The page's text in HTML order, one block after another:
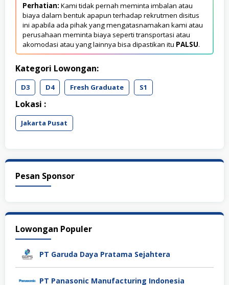
Perhatian: Kami tidak pernah meminta imbalan atau
biaya dalam bentuk apapun terhadap rekrutmen disitus
ini apabila ada pihak yang mengatasnamakan kami atau
perusahaan meminta biaya seperti transportasi atau
akomodasi atau yang lainnya bisa dipastikan itu PALSU.
Kategori Lowongan:
D3 D4 Fresh Graduate S1
Lokasi :
Jakarta Pusat
Pesan Sponsor
Lowongan Populer
PT Garuda Daya Pratama Sejahtera
PT Panasonic Manufacturing Indonesia